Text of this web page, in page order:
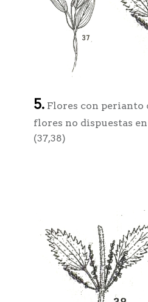
5. Flores con perianto
flores no dispuestas
(37,38)